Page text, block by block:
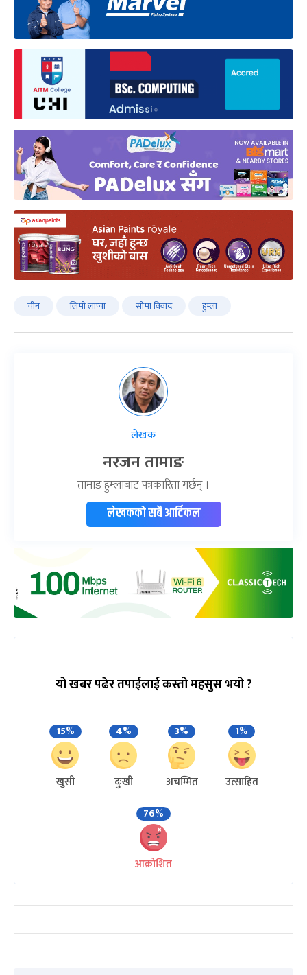
चीन लिमी लाप्चा सीमा विवाद हुम्ला
लेखक
नरजन तामाङ
तामाङ हुम्लाबाट पत्रकारिता गर्छन् ।
लेखकको सबै आर्टिकल
यो खबर पढेर तपाईलाई कस्तो महसुस भयो ?
15%
खुसी
4%
दुःखी
3%
अचम्मित
1%
उत्साहित
76%
आक्रोशित